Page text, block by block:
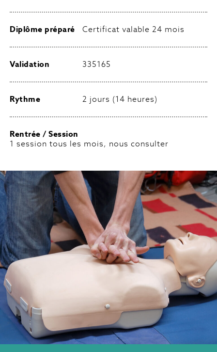
Diplôme préparé Certificat valable 24 mois
Validation 335165
Rythme 2 jours (14 heures)
Rentrée / Session
1 session tous les mois, nous consulter